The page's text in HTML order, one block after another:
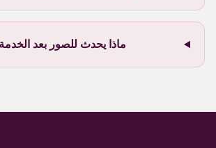
ماذا يحدث للصور بعد